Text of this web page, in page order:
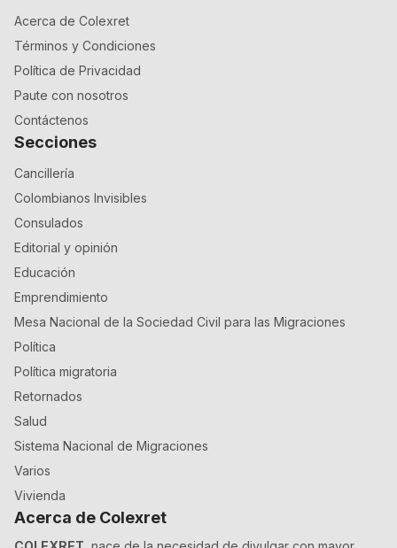
Acerca de Colexret
Términos y Condiciones
Política de Privacidad
Paute con nosotros
Contáctenos
Secciones
Cancillería
Colombianos Invisibles
Consulados
Editorial y opinión
Educación
Emprendimiento
Mesa Nacional de la Sociedad Civil para las Migraciones
Política
Política migratoria
Retornados
Salud
Sistema Nacional de Migraciones
Varios
Vivienda
Acerca de Colexret